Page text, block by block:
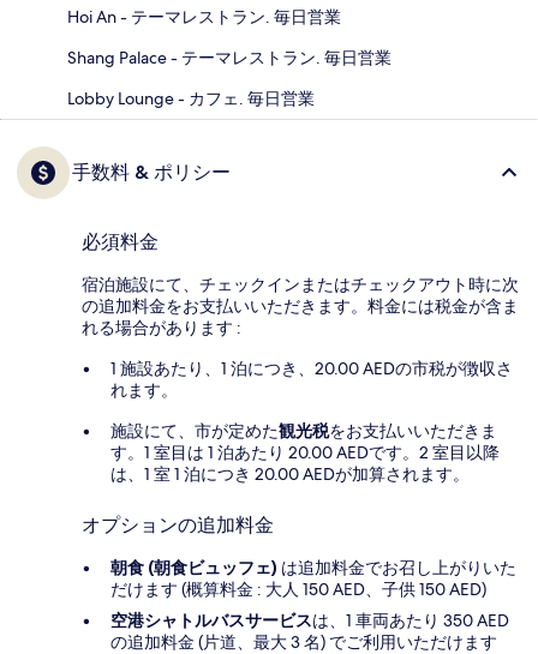
Hoi An - テーマレストラン. 毎日営業
Shang Palace - テーマレストラン. 毎日営業
Lobby Lounge - カフェ. 毎日営業
手数料 & ポリシー
必須料金
宿泊施設にて、チェックインまたはチェックアウト時に次
の追加料金をお支払いいただきます。料金には税金が含ま
れる場合があります :
1 施設あたり、1 泊につき、20.00 AEDの市税が徴収さ
れます。
施設にて、市が定めた観光税をお支払いいただきま
す。1 室目は 1 泊あたり 20.00 AEDです。2 室目以降
は、1 室 1 泊につき 20.00 AEDが加算されます。
オプションの追加料金
朝食 (朝食ビュッフェ) は追加料金でお召し上がりいた
だけます (概算料金 : 大人 150 AED、子供 150 AED)
空港シャトルバスサービスは、1 車両あたり 350 AED
の追加料金 (片道、最大 3 名) でご利用いただけます